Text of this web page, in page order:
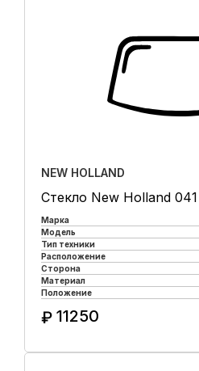
NEW HOLLAND
Стекло New Holland
Марка
Модель
Тип техники
Расположение
Сторона
Материал
Положение
₽ 11250